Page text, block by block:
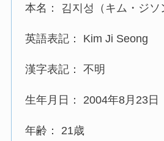
本名： 김지성（キム・ジソ
英語表記： Kim Ji Seong
漢字表記： 不明
生年月日： 2004年8月23日
年齢： 21歳